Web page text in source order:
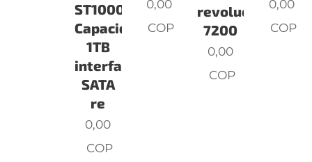
ST1000NM0065
Capacidad:
1TB
interface
SATA
re
0,00
COP
0,00
COP
revoluciones:
7200
0,00
COP
0,00
COP